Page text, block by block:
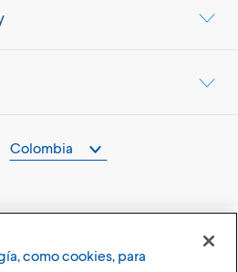
Colombia
como cookies, para